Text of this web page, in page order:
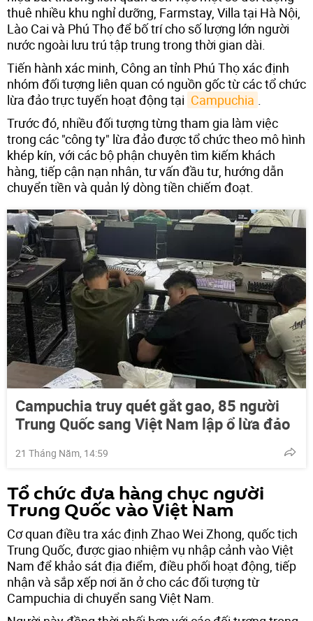
thuê nhiều khu nghỉ dưỡng, Farmstay, Villa tại Hà Nội,
Lào Cai và Phú Thọ để bố trí cho số lượng lớn người
nước ngoài lưu trú tập trung trong thời gian dài.
Tiến hành xác minh, Công an tỉnh Phú Thọ xác định
nhóm đối tượng liên quan có nguồn gốc từ các tổ chức
lừa đảo trực tuyến hoạt động tại Campuchia
Trước đó, nhiều đối tượng từng tham gia làm việc
trong các "công ty" lừa đảo được tổ chức theo mô hình
khép kín, với các bộ phận chuyên tìm kiếm khách
hàng, tiếp cận nạn nhân, tư vấn đầu tư, hướng dẫn
chuyển tiền và quản lý dòng tiền chiếm đoạt.
Campuchia truy quét gắt gao, 85 người
Trung Quốc sang Việt Nam lập ổ lừa đảo
21 Tháng Năm, 14:59
Tổ chức đưa hàng chục người
Trung Quốc vào Việt Nam
Cơ quan điều tra xác định Zhao Wei Zhong, quốc tịch
Trung Quốc, được giao nhiệm vụ nhập cảnh vào Việt
Nam để khảo sát địa điểm, điều phối hoạt động, tiếp
nhận và sắp xếp nơi ăn ở cho các đối tượng từ
Campuchia di chuyển sang Việt Nam.